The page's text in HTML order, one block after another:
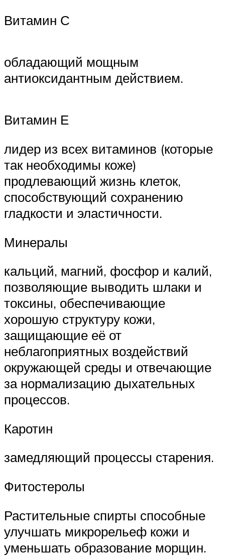
Витамин С
обладающий мощным
антиоксидантным действием.
Витамин Е
лидер из всех витаминов (которые
так необходимы коже)
продлевающий жизнь клеток,
способствующий сохранению
гладкости и эластичности.
Минералы
кальций, магний, фосфор и калий,
позволяющие выводить шлаки и
токсины, обеспечивающие
хорошую структуру кожи,
защищающие её от
неблагоприятных воздействий
окружающей среды и отвечающие
за нормализацию дыхательных
процессов.
Каротин
замедляющий процессы старения.
Фитостеролы
Растительные спирты способные
улучшать микрорельеф кожи и
уменьшать образование морщин.